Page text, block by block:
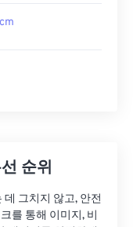
순위
그치지 않고, 안전
를 통해 이미지, 비